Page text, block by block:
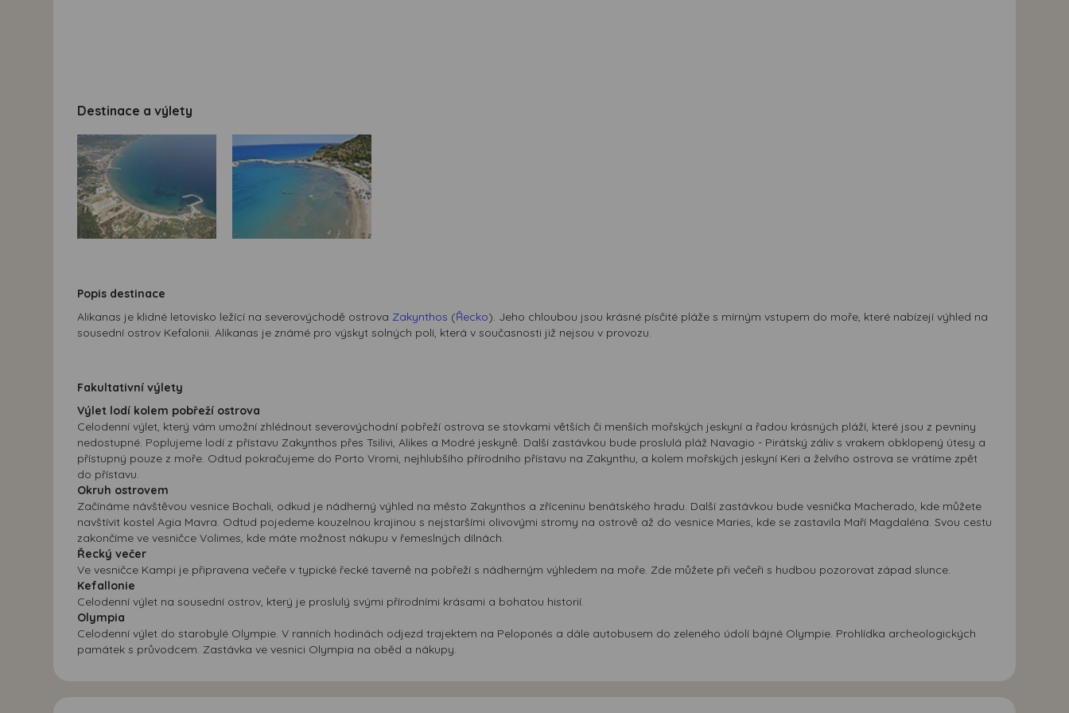
Destinace a výlety
Popis destinace
Alikanas je klidné letovisko ležící na severovýchodě ostrova Zakynthos (Řecko). Jeho chloubou jsou krásné písčité pláže s mírným vstupem do moře, které nabízejí výhled na
sousední ostrov Kefalonii. Alikanas je známé pro výskyt solných polí, která v současnosti již nejsou v provozu.
Fakultativní výlety
Výlet lodí kolem pobřeží ostrova
Celodenní výlet, který vám umožní zhlédnout severovýchodní pobřeží ostrova se stovkami větších či menších mořských jeskyní a řadou krásných pláží, které jsou z pevniny
nedostupné. Poplujeme lodí z přístavu Zakynthos přes Tsilivi, Alikes a Modré jeskyně. Další zastávkou bude proslulá pláž Navagio - Pirátský záliv s vrakem obklopený útesy a
přístupný pouze z moře. Odtud pokračujeme do Porto Vromi, nejhlubšího přírodního přístavu na Zakynthu, a kolem mořských jeskyní Keri a želvího ostrova se vrátíme zpět
do přístavu.
Okruh ostrovem
Začínáme návštěvou vesnice Bochali, odkud je nádherný výhled na město Zakynthos a zříceninu benátského hradu. Další zastávkou bude vesnička Macherado, kde můžete
navštívit kostel Agia Mavra. Odtud pojedeme kouzelnou krajinou s nejstaršími olivovými stromy na ostrově až do vesnice Maries, kde se zastavila Maří Magdaléna. Svou cestu
zakončíme ve vesničce Volimes, kde máte možnost nákupu v řemeslných dílnách.
Řecký večer
Ve vesničce Kampi je připravena večeře v typické řecké taverně na pobřeží s nádherným výhledem na moře. Zde můžete při večeři s hudbou pozorovat západ slunce.
Kefallonie
Celodenní výlet na sousední ostrov, který je proslulý svými přírodními krásami a bohatou historií.
Olympia
Celodenní výlet do starobylé Olympie. V ranních hodinách odjezd trajektem na Peloponés a dále autobusem do zeleného údolí bájné Olympie. Prohlídka archeologických
památek s průvodcem. Zastávka ve vesnici Olympia na oběd a nákupy.